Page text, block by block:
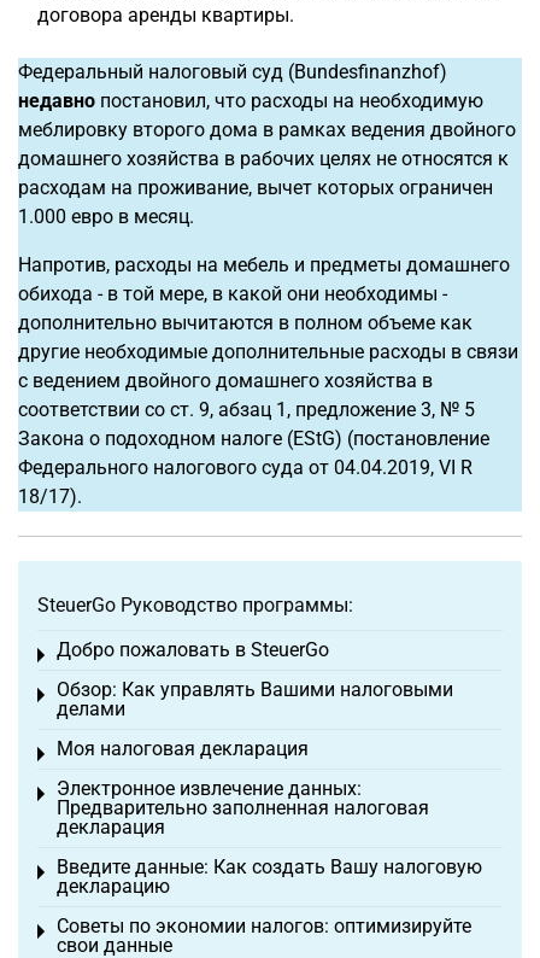
договора аренды квартиры.
Федеральный налоговый суд (Bundesfinanzhof)
недавно постановил, что расходы на необходимую
меблировку второго дома в рамках ведения двойного
домашнего хозяйства в рабочих целях не относятся к
расходам на проживание, вычет которых ограничен
1.000 евро в месяц.
Напротив, расходы на мебель и предметы домашнего
обихода - в той мере, в какой они необходимы -
дополнительно вычитаются в полном объеме как
другие необходимые дополнительные расходы в связи
с ведением двойного домашнего хозяйства в
соответствии со ст. 9, абзац 1, предложение 3, № 5
Закона о подоходном налоге (EStG) (постановление
Федерального налогового суда от 04.04.2019, VI R
18/17).
SteuerGo Руководство программы:
Добро пожаловать в SteuerGo
Toggle menu
Обзор: Как управлять Вашими налоговыми
делами
Toggle menu
Моя налоговая декларация
Toggle menu
Электронное извлечение данных:
Предварительно заполненная налоговая
декларация
Toggle menu
Введите данные: Как создать Вашу налоговую
декларацию
Toggle menu
Советы по экономии налогов: оптимизируйте
свои данные
Toggle menu